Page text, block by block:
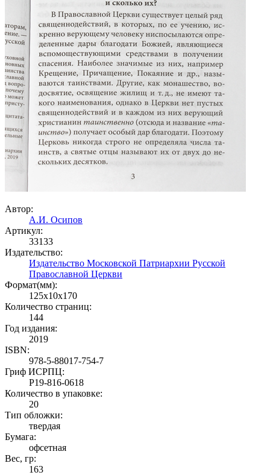
Автор:
А.И. Осипов
Артикул:
33133
Издательство:
Издательство Московской Патриархии Русской
Православной Церкви
Формат(мм):
125x10x170
Количество страниц:
144
Год издания:
2019
ISBN:
978-5-88017-754-7
Гриф ИСРПЦ:
Р19-816-0618
Количество в упаковке:
20
Тип обложки:
твердая
Бумага:
офсетная
Вес, гр:
163